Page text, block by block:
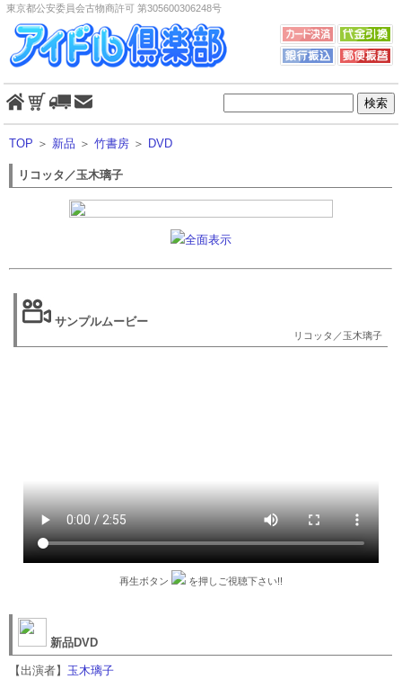
東京都公安委員会古物商許可 第305600306248号
TOP ＞ 新品 ＞竹書房 ＞ DVD
リコッタ／玉木璃子
全面表示
サンプルムービー
リコッタ／玉木璃子
再生ボタン を押しご視聴下さい!!
新品DVD
【出演者】 玉木璃子